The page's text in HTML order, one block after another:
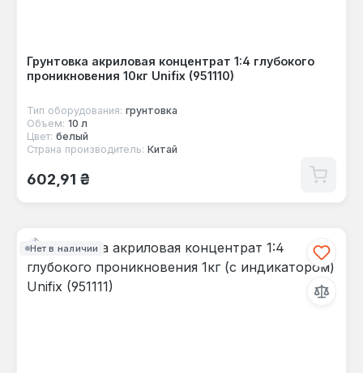
Грунтовка акриловая концентрат 1:4 глубокого
проникновения 10кг Unifix (951110)
Тип оборудования: грунтовка
Объем: 10 л
Цвет: белый
Страна производитель: Китай
Обычная цена:
602,91 ₴
Нет в наличии